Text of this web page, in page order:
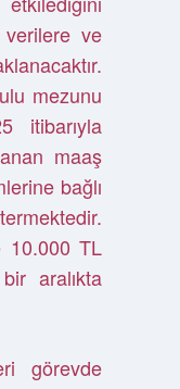
ve
mezunu
itibarıyla
maaş
bağlı
10.000 TL
aralıkta
görevde